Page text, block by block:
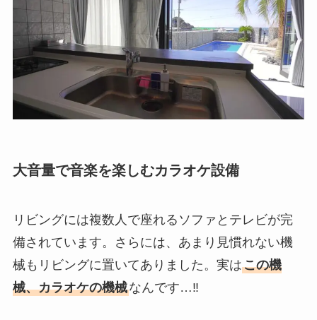
大音量で音楽を楽しむカラオケ設備
リビングには複数人で座れるソファとテレビが完
備されています。さらには、あまり見慣れない機
械もリビングに置いてありました。実はこの機
械、カラオケの機械なんです…‼